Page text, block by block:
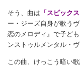
そう、曲は 「スピック
ー・ジーズ自身が歌う
恋のメロディ』で子ど
ンストゥルメンタル・
この曲、けっこう暗い